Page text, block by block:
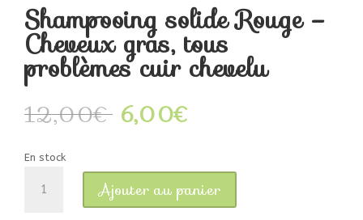
Shampooing solide Rouge –
Cheveux gras, tous
problèmes cuir chevelu
12,00€ Le
prix
était :
12,00€.
6,00€
est :
6,00€.
En stock
Shampooing
Ajouter au panier